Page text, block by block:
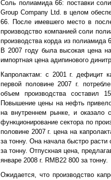
Соль полиамида 66: поставки
Group Company Ltd. в целом
66. После имевшего место в
производство компанией соли
производства корда из полиамида
В 2007 году была высокая цена
импортная цена адипинового
Капролактам: с 2001 г. дефицит
первой половине 2007 г.
объем производства составил
Повышение цены на нефть
на внутреннем рынке, и оказало
функционирование сектора по
половине 2007 г. цена на
за тонну. Она начала быстро расти
за тонну. Отпускная цена,
январе 2008 г. RMB22 800 за тонну.
Ожидается, что производство